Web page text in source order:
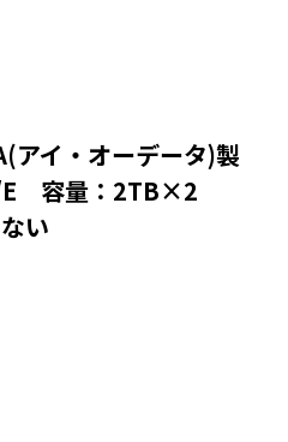
アイ・オーデータ)製
E 容量：2TB×2
い